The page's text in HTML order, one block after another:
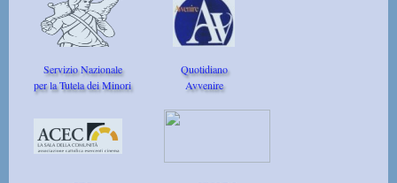
Servizio Nazionale
per la Tutela dei Minori
Quotidiano
Avvenire